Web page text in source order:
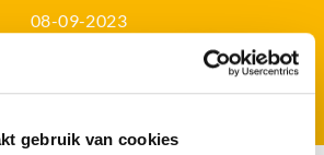
gebruik van cookies
08-09-2023
SYSTEM